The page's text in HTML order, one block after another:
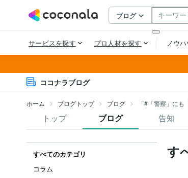
ココナラブログ
ホーム ブログトップ ブログ 「#「警察」に
トップ ブログ 告知
すべてのカテゴリ
コラム
す